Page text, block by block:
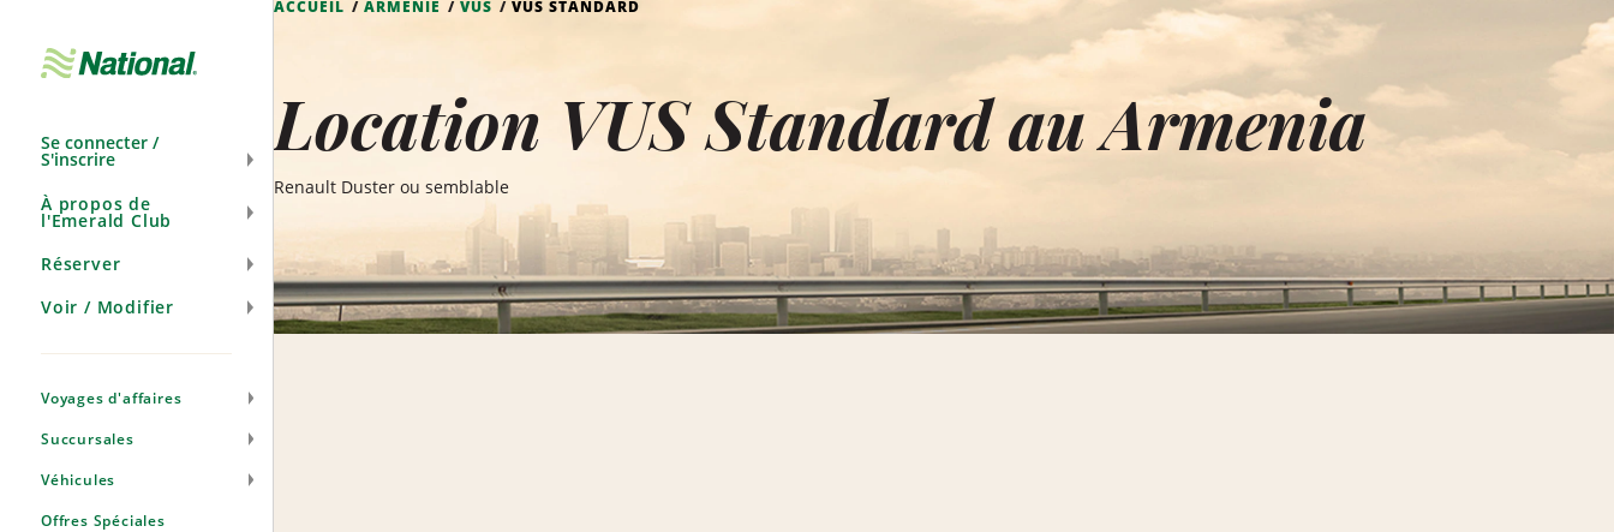
navigation
Se connecter /
S'inscrire
À propos de
l'Emerald Club
Réserver
Voir / Modifier
Voyages d'affaires
Succursales
Véhicules
Offres Spéciales
ACCUEIL ARMÉNIE VUS VUS STANDARD
Location VUS Standard au Armenia
Renault Duster ou semblable